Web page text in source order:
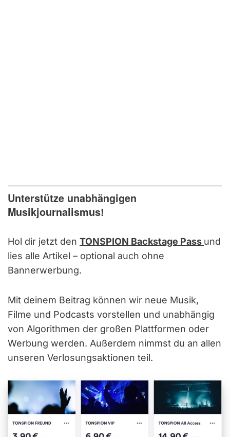
Unterstütze unabhängigen
Musikjournalismus!
Hol dir jetzt den TONSPION Backstage Pass und
lies alle Artikel – optional auch ohne
Bannerwerbung.
Mit deinem Beitrag können wir neue Musik,
Filme und Podcasts vorstellen und unabhängig
von Algorithmen der großen Plattformen oder
Werbung werden. Außerdem nimmst du an allen
unseren Verlosungsaktionen teil.